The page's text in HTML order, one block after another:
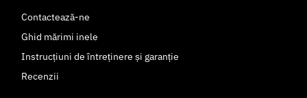
Contactează-ne
Ghid mărimi inele
Instrucțiuni de întreținere și garanție
Recenzii